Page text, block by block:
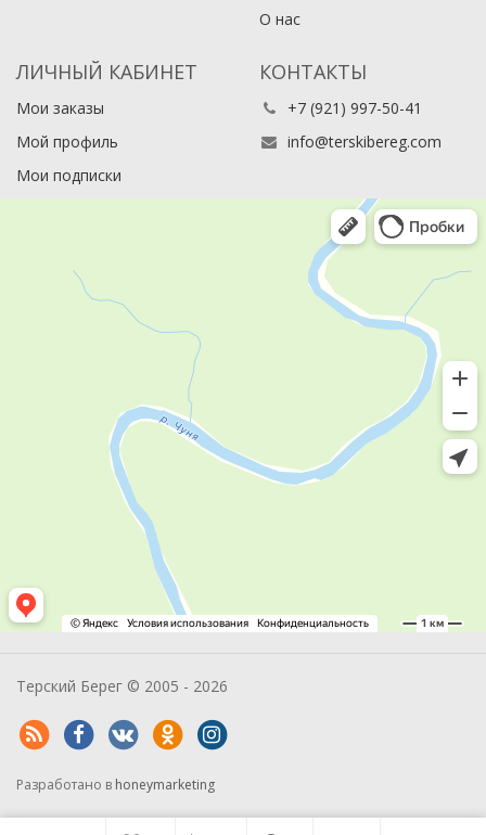
О нас
ЛИЧНЫЙ КАБИНЕТ
Мои заказы
Мой профиль
Мои подписки
КОНТАКТЫ
+7 (921) 997-50-41
info@terskibereg.com
Терский Берег © 2005 - 2026
Разработано в honeymarketing